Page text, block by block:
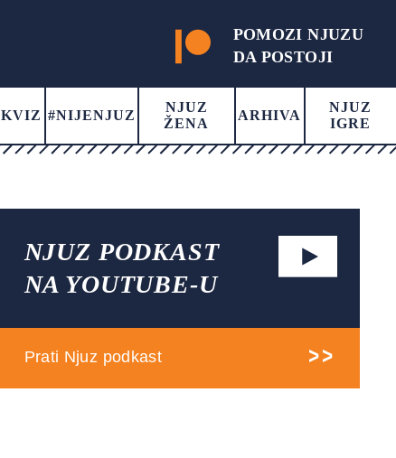
POMOZI NJUZU
DA POSTOJI
KVIZ #NIJENJUZ
NJUZ
ŽENA
ARHIVA
NJUZ
IGRE
NJUZ PODKAST
NA YOUTUBE-U
Prati Njuz podkast